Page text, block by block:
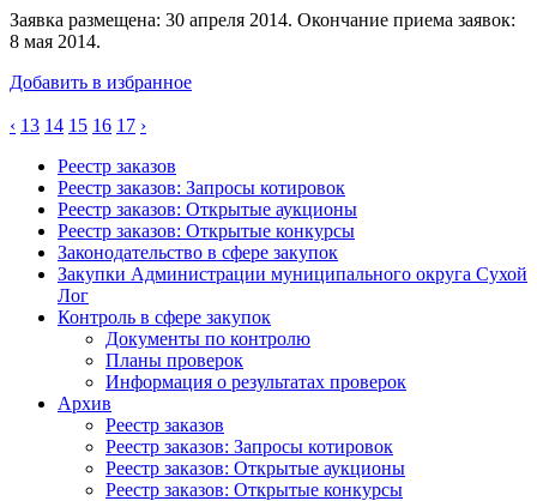
Заявка размещена: 30 апреля 2014. Окончание приема заявок:
8 мая 2014.
Добавить в избранное
‹ 13 14 15 16 17 ›
Реестр заказов
Реестр заказов: Запросы котировок
Реестр заказов: Открытые аукционы
Реестр заказов: Открытые конкурсы
Законодательство в сфере закупок
Закупки Администрации муниципального округа Сухой
Лог
Контроль в сфере закупок
Документы по контролю
Планы проверок
Информация о результатах проверок
Архив
Реестр заказов
Реестр заказов: Запросы котировок
Реестр заказов: Открытые аукционы
Реестр заказов: Открытые конкурсы